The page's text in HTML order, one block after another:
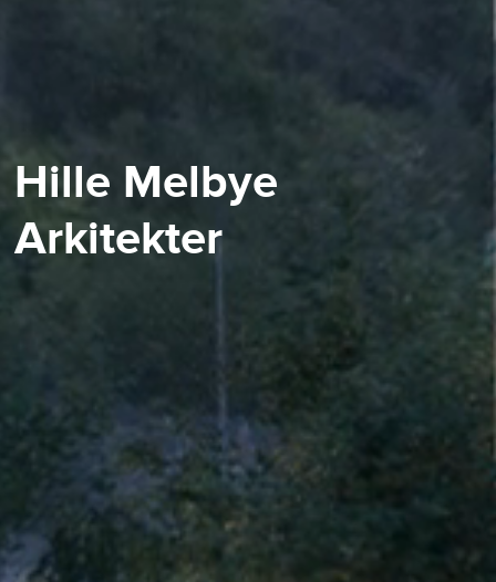
Hille Melbye
Arkitekter